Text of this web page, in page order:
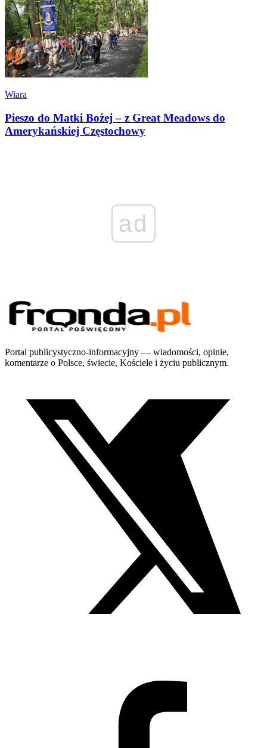
Wiara
Pieszo do Matki Bożej – z Great Meadows do
Amerykańskiej Częstochowy
ad
Portal publicystyczno-informacyjny — wiadomości, opinie,
komentarze o Polsce, świecie, Kościele i życiu publicznym.